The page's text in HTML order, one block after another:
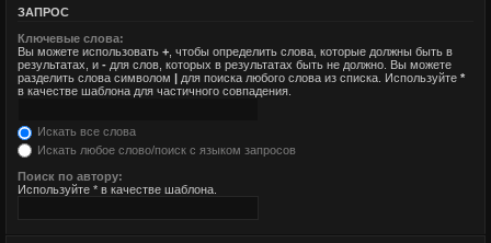
ЗАПРОС
Ключевые слова:
Вы можете использовать + , чтобы определить слова, которые должны быть в
результатах, и - для слов, которых в результатах быть не должно. Вы можете
разделить слова символом | для поиска любого слова из списка. Используйте *
в качестве шаблона для частичного совпадения.
Искать все слова
Искать любое слово/поиск с языком запросов
Поиск по автору:
Используйте * в качестве шаблона.